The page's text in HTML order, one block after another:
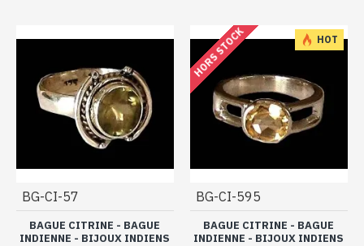
BG-CI-57
BAGUE CITRINE - BAGUE
INDIENNE - BIJOUX INDIENS
HOT
HORS STOCK
BG-CI-595
BAGUE CITRINE - BAGUE
INDIENNE - BIJOUX INDIENS